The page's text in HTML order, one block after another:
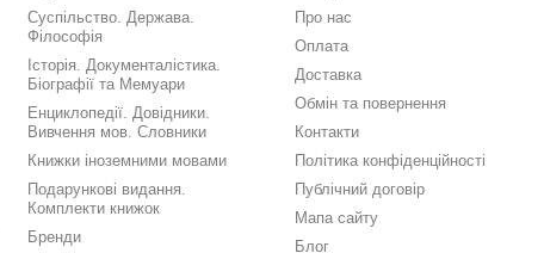
Суспільство. Держава.
Філософія
Історія. Документалістика.
Біографії та Мемуари
Енциклопедії. Довідники.
Вивчення мов. Словники
Книжки іноземними мовами
Подарункові видання.
Комплекти книжок
Бренди
Про нас
Оплата
Доставка
Обмін та повернення
Контакти
Політика конфіденційності
Публічний договір
Мапа сайту
Блог